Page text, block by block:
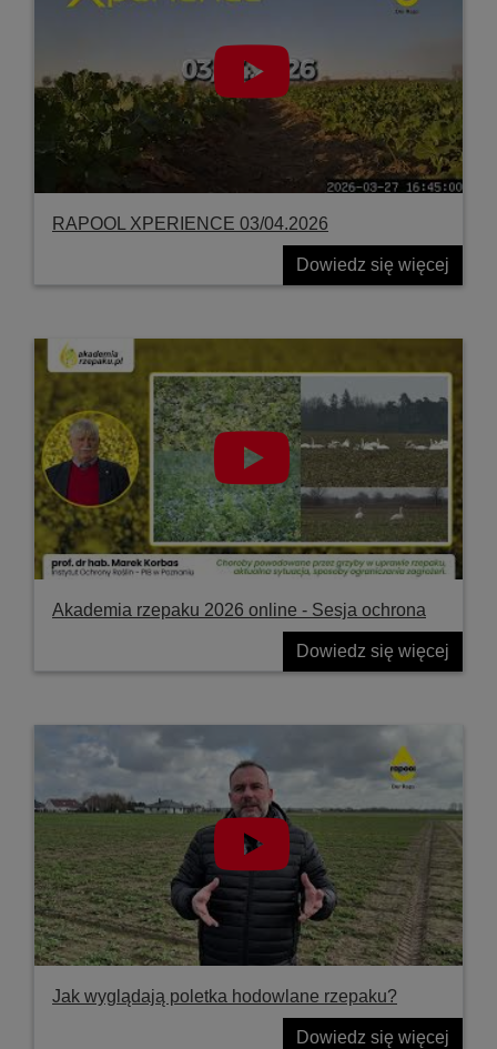
RAPOOL XPERIENCE 03/04.2026
Dowiedz się więcej
Akademia rzepaku 2026 online - Sesja ochrona
Dowiedz się więcej
Jak wyglądają poletka hodowlane rzepaku?
Dowiedz się więcej